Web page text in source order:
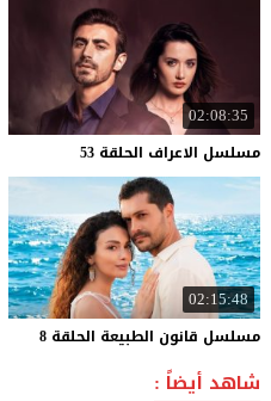
02:08:35
مسلسل الاعراف الحلقة 53
02:15:48
مسلسل قانون الطبيعة الحلقة 8
شاهد أيضاً :